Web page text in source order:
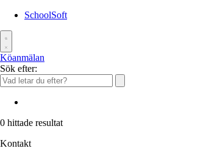
SchoolSoft
Köanmälan
Sök efter:
0 hittade resultat
Kontakt